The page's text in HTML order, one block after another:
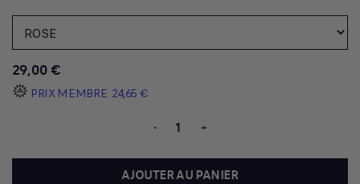
29,00 €
PRIX MEMBRE 24,65 €
- +
AJOUTER AU PANIER